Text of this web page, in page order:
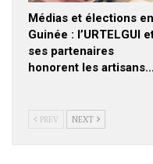
Médias et élections en
Guinée : l’URTELGUI
ses partenaires
honorent les artisans…
PREV NEXT